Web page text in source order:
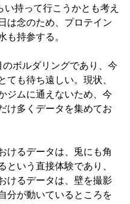
い持って行こうかとも考え
は念のため、プロテイン
も持参する。
ボルダリングであり、今
ても待ち遠しい。現状、
ジムに通えないため、今
け多くデータを集めてお
けるデータは、兎にも角
という直接体験であり、
けるデータは、壁を撮影
分が動いているところを